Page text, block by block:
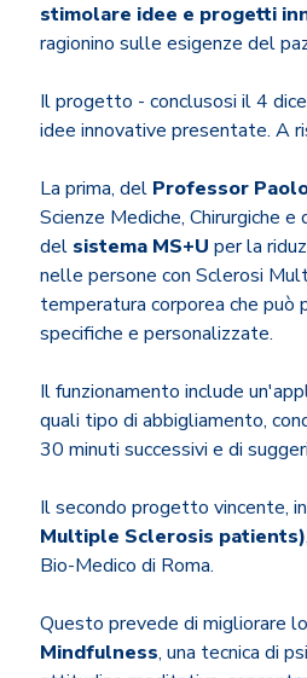
stimolare idee e progetti
ragionino sulle esigenze del
Il progetto - conclusosi il 4
idee innovative presentate. A
La prima, del Professor
Scienze Mediche, Chirurgiche
del sistema MS+U per la
nelle persone con Sclerosi
temperatura corporea che può
specifiche e personalizzate.
Il funzionamento include
quali tipo di abbigliamento,
30 minuti successivi e di
Il secondo progetto vincente,
Multiple Sclerosis patients)
Bio-Medico di Roma.
Questo prevede di migliorare
Mindfulness, una tecnica di